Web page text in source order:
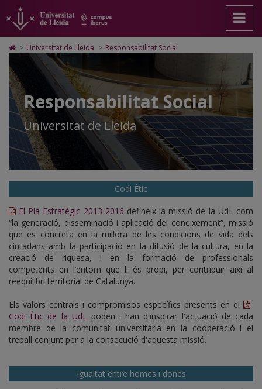
Responsabilitat
social
pàgina
principal.
Universitat
Lleida
contingut
principal
pàgina
Mapa
Web.
Universitat
Lleida
Cerca
Accessibilitat.
Universitat
Lleida
Icono
de
para
ir
a
la
página
de
inicio
> Universitat de Lleida > Responsabilitat Social
Responsabilitat Social
Universitat de Lleida
Codi Ètic
El Pla Estratègic 2013-2016 defineix la missió de la UdL com
“la generació, disseminació i aplicació del coneixement”, missió
que es concreta en la millora de les condicions de vida dels
ciutadans amb la participació en la difusió de la cultura, en la
creació de riquesa, i en la formació de professionals
competents en l’entorn que li és propi, per contribuir així al
reequilibri territorial de Catalunya.
Els valors centrals i compromisos específics presents en el
Codi Ètic de la UdL
poden i han d'inspirar l'actuació de cada
membre de la comunitat universitària en la cooperació i el
treball conjunt per a la consecució d'aquesta missió.
Igualtat entre homes i dones